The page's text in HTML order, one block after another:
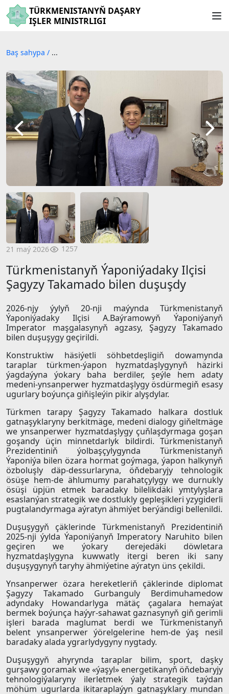
TÜRKMENISTANYŇ DAŞARY
IŞLER MINISTRLIGI
Baş sahypa / ...
21 maý 2026 1257
Türkmenistanyň Ýaponiýadaky Ilçisi
Şagyzy Takamado bilen duşuşdy
2026-njy ýylyň 20-nji maýynda Türkmenistanyň
Ýaponiýadaky Ilçisi A.Baýramowyň Ýaponiýanyň
Imperator maşgalasynyň agzasy, Şagyzy Takamado
bilen duşuşygy geçirildi.
Konstruktiw häsiýetli söhbetdeşligiň dowamynda
taraplar türkmen-ýapon hyzmatdaşlygynyň häzirki
ýagdaýyna ýokary baha berdiler, şeýle hem adaty
medeni-ynsanperwer hyzmatdaşlygy ösdürmegiň esasy
ugurlary boýunça giňişleýin pikir alyşdylar.
Türkmen tarapy Şagyzy Takamado halkara dostluk
gatnaşyklaryny berkitmäge, medeni dialogy giňeltmäge
we ynsanperwer hyzmatdaşlygy çuňlaşdyrmaga goşan
goşandy üçin minnetdarlyk bildirdi. Türkmenistanyň
Prezidentiniň ýolbaşçylygynda Türkmenistanyň
Ýaponiýa bilen özara hormat goýmaga, ýapon halkynyň
özboluşly däp-dessurlaryna, öňdebaryjy tehnologik
ösüşe hem-de ählumumy parahatçylygy we durnukly
ösüşi üpjün etmek baradaky bilelikdäki ymtylyşlara
esaslanýan strategik we dostlukly gepleşikleri yzygiderli
pugtalandyrmaga aýratyn ähmiýet berýändigi bellenildi.
Duşuşygyň çäklerinde Türkmenistanyň Prezidentiniň
2025-nji ýylda Ýaponiýanyň Imperatory Naruhito bilen
geçiren we ýokary derejedäki döwletara
hyzmatdaşlygyna kuwwatly itergi beren iki sany
duşuşygynyň taryhy ähmiýetine aýratyn üns çekildi.
Ynsanperwer özara hereketleriň çäklerinde diplomat
Şagyzy Takamado Gurbanguly Berdimuhamedow
adyndaky Howandarlyga mätäç çagalara hemaýat
bermek boýunça haýyr-sahawat gaznasynyň giň gerimli
işleri barada maglumat berdi we Türkmenistanyň
belent ynsanperwer ýörelgelerine hem-de ýaş nesil
baradaky alada ygrarlydygyny nygtady.
Duşuşygyň ahyrynda taraplar bilim, sport, daşky
gurşawy goramak we «ýaşyl» energetikanyň öňdebaryjy
tehnologiýalaryny ilerletmek ýaly strategik taýdan
möhüm ugurlarda ikitaraplaýyn gatnaşyklary mundan